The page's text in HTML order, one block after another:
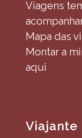
Viagens
Mapa das
Montar a
aqui
Viajante